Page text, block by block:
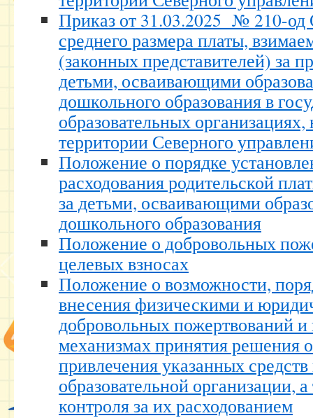
Приказ от 31.03.2025 № 210-од
среднего размера платы,
(законных представителей) за
детьми, осваивающими
дошкольного образования в
образовательных
территории Северного
Положение о порядке
расходования родительской
за детьми, осваивающими
дошкольного образования
Положение о добровольных
целевых взносах
Положение о возможности,
внесения физическими и
добровольных пожертвований и
механизмах принятия решения
привлечения указанных
образовательной организации,
контроля за их расходованием